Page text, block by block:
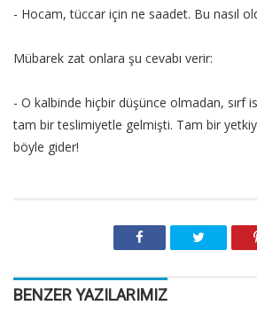
- Hocam, tüccar için ne saadet. Bu nasıl
Mübarek zat onlara şu cevabı verir:
- O kalbinde hiçbir düşünce olmadan, sırf
tam bir teslimiyetle gelmişti. Tam bir
böyle gider!
BENZER YAZILARIMIZ